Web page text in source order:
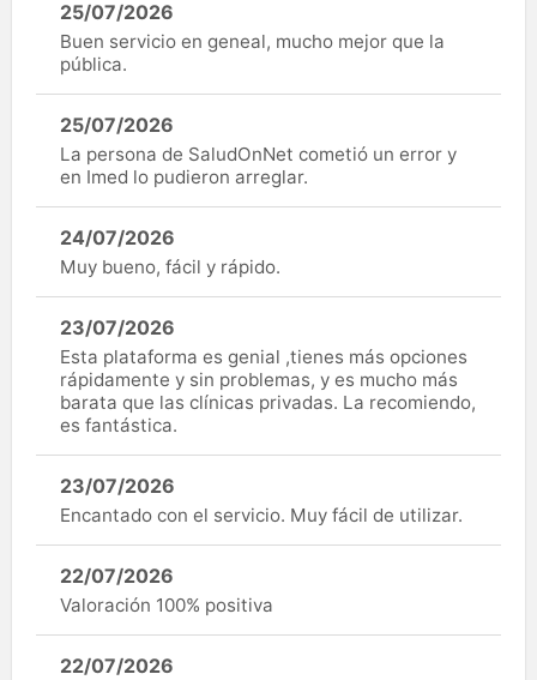
25/07/2026
Buen servicio en geneal, mucho mejor que la
pública.
25/07/2026
La persona de SaludOnNet cometió un error y
en Imed lo pudieron arreglar.
24/07/2026
Muy bueno, fácil y rápido.
23/07/2026
Esta plataforma es genial ,tienes más opciones
rápidamente y sin problemas, y es mucho más
barata que las clínicas privadas. La recomiendo,
es fantástica.
23/07/2026
Encantado con el servicio. Muy fácil de utilizar.
22/07/2026
Valoración 100% positiva
22/07/2026